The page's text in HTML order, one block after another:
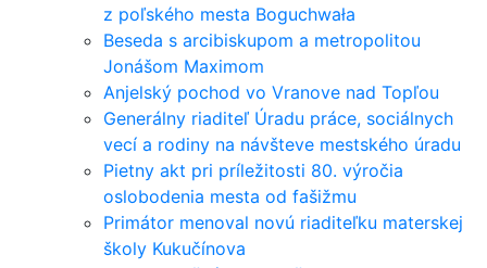
z poľského mesta Boguchwała
Beseda s arcibiskupom a metropolitou
Jonášom Maximom
Anjelský pochod vo Vranove nad Topľou
Generálny riaditeľ Úradu práce, sociálnych
vecí a rodiny na návšteve mestského úradu
Pietny akt pri príležitosti 80. výročia
oslobodenia mesta od fašižmu
Primátor menoval novú riaditeľku materskej
školy Kukučínova